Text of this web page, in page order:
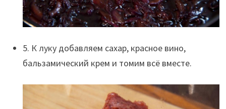
5. К луку добавляем сахар, красное вино,
бальзамический крем и томим всё вместе.